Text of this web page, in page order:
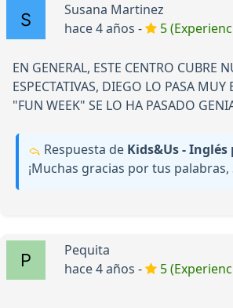
Susana Martinez
hace 4 años -
5
EN GENERAL, ESTE CENTRO CUBRE
ESPECTATIVAS, DIEGO LO PASA MUY
"FUN WEEK" SE LO HA PASADO
Respuesta de Kids&Us -
¡Muchas gracias por tus palabras,
Pequita
hace 4 años -
5